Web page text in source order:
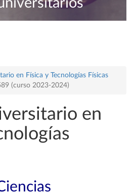
en Física y Tecnologías Físicas
(curso 2023-2024)
en